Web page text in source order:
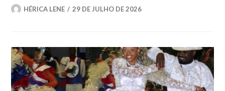
HÉRICA LENE 29 DE JULHO DE 2026